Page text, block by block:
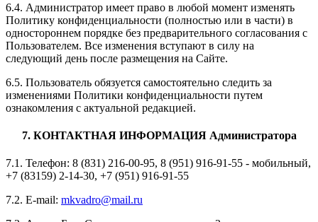
6.4. Администратор имеет право в любой момент изменять
Политику конфиденциальности (полностью или в части) в
одностороннем порядке без предварительного согласования с
Пользователем. Все изменения вступают в силу на
следующий день после размещения на Сайте.
6.5. Пользователь обязуется самостоятельно следить за
изменениями Политики конфиденциальности путем
ознакомления с актуальной редакцией.
7. КОНТАКТНАЯ ИНФОРМАЦИЯ Администратора
7.1. Телефон: 8 (831) 216-00-95, 8 (951) 916-91-55 - мобильный,
+7 (83159) 2-14-30, +7 (951) 916-91-55
7.2. E-mail: mkvadro@mail.ru